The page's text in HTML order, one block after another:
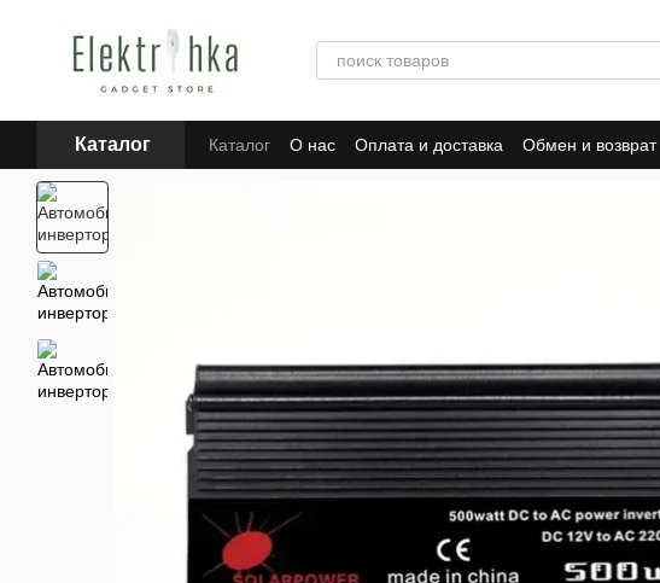
Каталог Каталог О нас Оплата и доставка Обмен и возврат
Отзывы о магазине
Для поставщиков Dropshipping